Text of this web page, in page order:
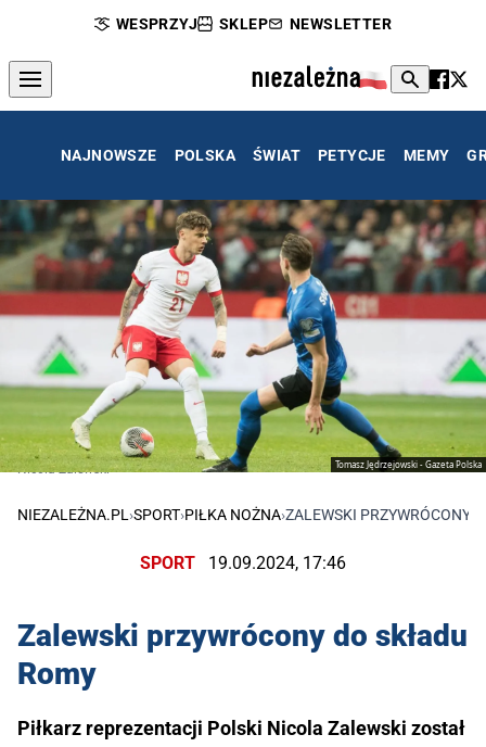
WESPRZYJ SKLEP NEWSLETTER
NAJNOWSZE POLSKA ŚWIAT PETYCJE MEMY
Tomasz Jędrzejowski - Gazeta Polska
Nicola Zalewski
NIEZALEŻNA.PL ›SPORT›PIŁKA NOŻNA›ZALEWSKI PRZYWRÓCONY
SPORT 19.09.2024, 17:46
Zalewski przywrócony do składu
Romy
Piłkarz reprezentacji Polski Nicola Zalewski został